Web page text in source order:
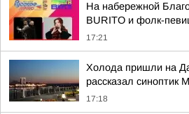
На набережной
BURITO и фолк-
17:21
Холода пришли на
рассказал синоптик
17:18